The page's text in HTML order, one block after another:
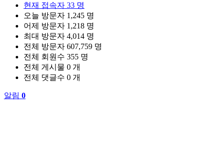
현재 접속자 33 명
오늘 방문자 1,245 명
어제 방문자 1,218 명
최대 방문자 4,014 명
전체 방문자 607,759 명
전체 회원수 355 명
전체 게시물 0 개
전체 댓글수 0 개
알림 0